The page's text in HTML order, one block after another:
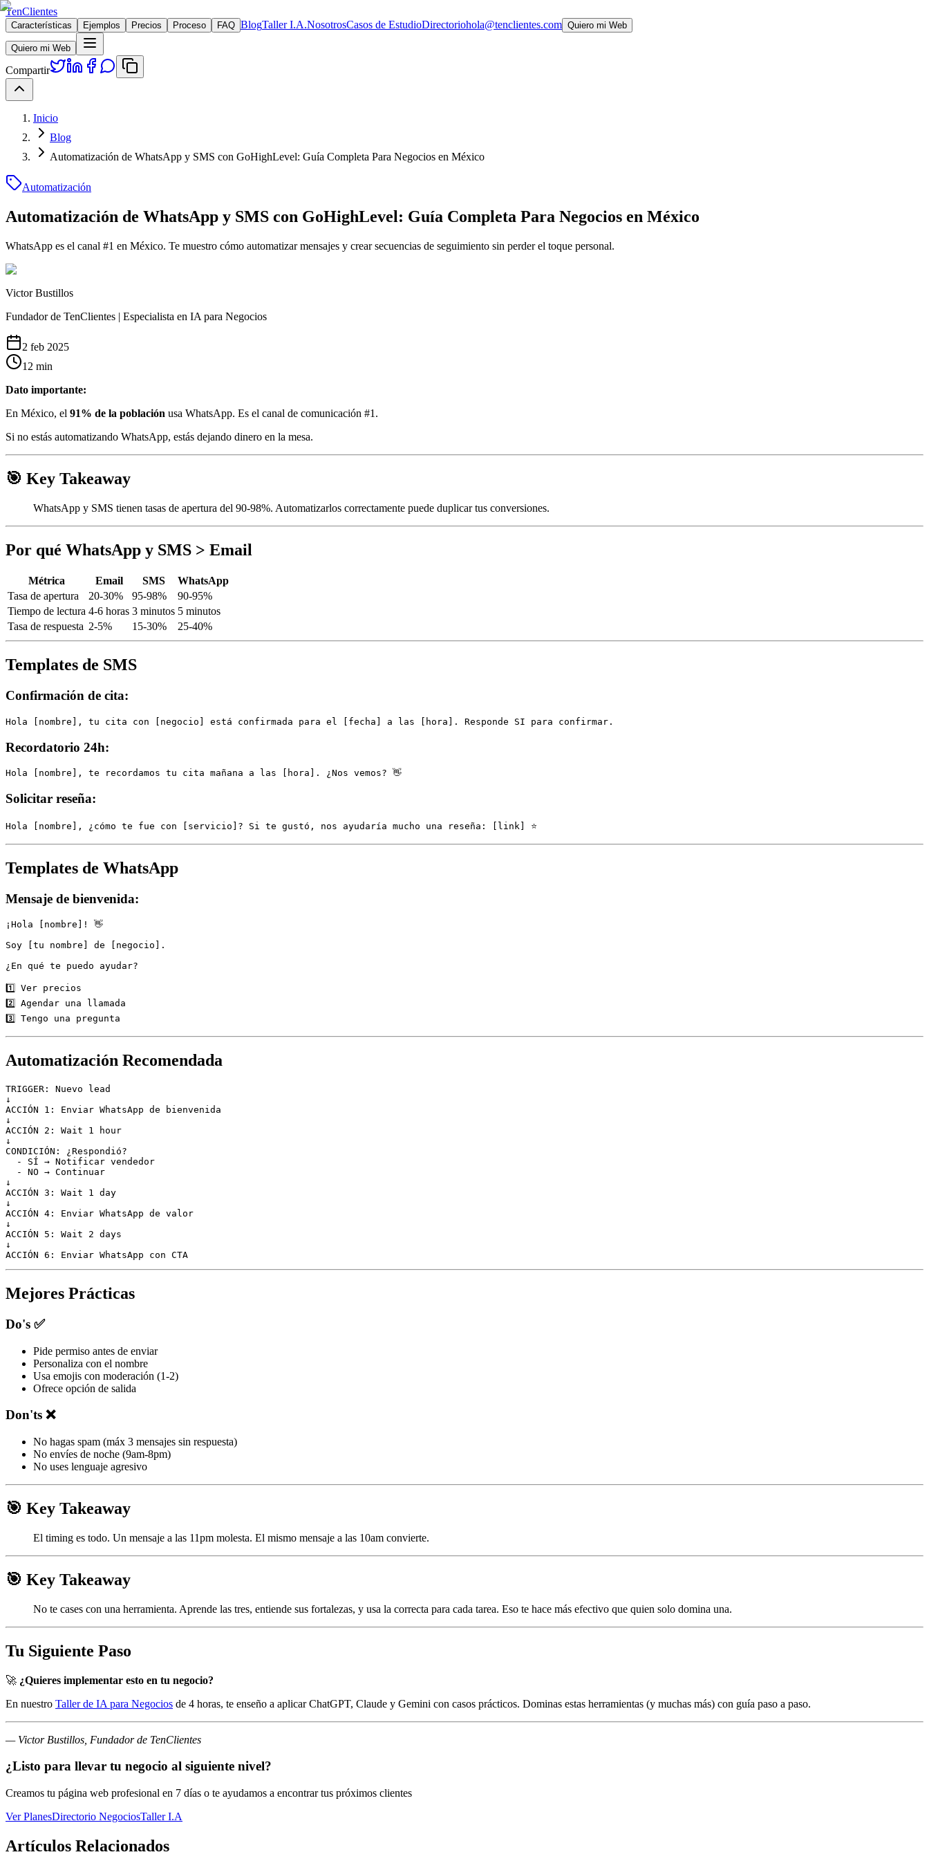
TenClientes
Características Ejemplos Precios Proceso FAQ BlogTaller I.A.NosotrosCasos de EstudioDirectoriohola@tenclientes.com Quiero mi Web
Quiero mi Web
Compartir
Inicio
Blog
Automatización de WhatsApp y SMS con GoHighLevel: Guía Completa Para Negocios en México
Automatización
Automatización de WhatsApp y SMS con GoHighLevel: Guía Completa Para Negocios en México
WhatsApp es el canal #1 en México. Te muestro cómo automatizar mensajes y crear secuencias de seguimiento sin perder el toque personal.
Victor Bustillos
Fundador de TenClientes | Especialista en IA para Negocios
2 feb 2025
12 min
Dato importante:
En México, el 91% de la población usa WhatsApp. Es el canal de comunicación #1.
Si no estás automatizando WhatsApp, estás dejando dinero en la mesa.
🎯 Key Takeaway
WhatsApp y SMS tienen tasas de apertura del 90-98%. Automatizarlos correctamente puede duplicar tus conversiones.
Por qué WhatsApp y SMS > Email
Métrica Email SMS
WhatsApp
Tasa de apertura
20-30% 95-98%
90-95%
Tiempo de lectura 4-6 horas 3 minutos 5 minutos
Tasa de respuesta 2-5% 15-30% 25-40%
Templates de SMS
Confirmación de cita:
Hola [nombre], tu cita con [negocio] está confirmada para el [fecha] a las [hora]. Responde SI para confirmar.
Recordatorio 24h:
Hola [nombre], te recordamos tu cita mañana a las [hora]. ¿Nos vemos? 👋
Solicitar reseña:
Hola [nombre], ¿cómo te fue con [servicio]? Si te gustó, nos ayudaría mucho una reseña: [link] ⭐
Templates de WhatsApp
Mensaje de bienvenida:
¡Hola [nombre]! 👋
Soy [tu nombre] de [negocio].
¿En qué te puedo ayudar?
1️⃣ Ver precios
2️⃣ Agendar una llamada
3️⃣ Tengo una pregunta
Automatización Recomendada
TRIGGER: Nuevo lead
↓
ACCIÓN 1: Enviar WhatsApp de bienvenida
↓
ACCIÓN 2: Wait 1 hour
↓
CONDICIÓN: ¿Respondió?
  - SÍ → Notificar vendedor
  - NO → Continuar
↓
ACCIÓN 3: Wait 1 day
↓
ACCIÓN 4: Enviar WhatsApp de valor
↓
ACCIÓN 5: Wait 2 days
↓
ACCIÓN 6: Enviar WhatsApp con CTA
Mejores Prácticas
Do's ✅
Pide permiso antes de enviar
Personaliza con el nombre
Usa emojis con moderación (1-2)
Ofrece opción de salida
Don'ts ❌
No hagas spam (máx 3 mensajes sin respuesta)
No envíes de noche (9am-8pm)
No uses lenguaje agresivo
🎯 Key Takeaway
El timing es todo. Un mensaje a las 11pm molesta. El mismo mensaje a las 10am convierte.
🎯 Key Takeaway
No te cases con una herramienta. Aprende las tres, entiende sus fortalezas, y usa la correcta para cada tarea. Eso te hace más efectivo que quien solo domina una.
Tu Siguiente Paso
🚀 ¿Quieres implementar esto en tu negocio?
En nuestro Taller de IA para Negocios de 4 horas, te enseño a aplicar ChatGPT, Claude y Gemini con casos prácticos. Dominas estas herramientas (y muchas más) con guía paso a paso.
— Victor Bustillos, Fundador de TenClientes
¿Listo para llevar tu negocio al siguiente nivel?
Creamos tu página web profesional en 7 días o te ayudamos a encontrar tus próximos clientes
Ver PlanesDirectorio NegociosTaller I.A
Artículos Relacionados